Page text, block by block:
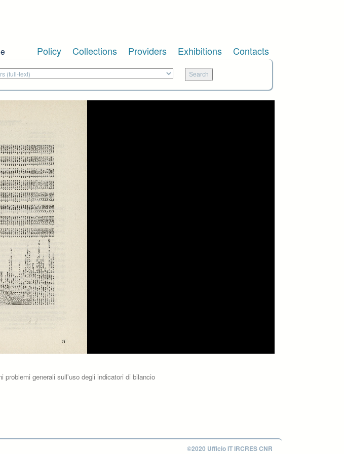
Policy Collections Providers Exhibitions Contacts
generali sull'uso degli indicatori di bilancio
©2020 Ufficio IT IRCRES CNR